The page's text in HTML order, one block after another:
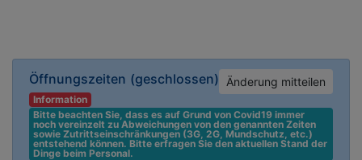
Öffnungszeiten (geschlossen) Änderung mitteilen
Information
Bitte beachten Sie, dass es auf Grund von Covid19 immer
noch vereinzelt zu Abweichungen von den genannten Zeiten
sowie Zutrittseinschränkungen (3G, 2G, Mundschutz, etc.)
entstehend können. Bitte erfragen Sie den aktuellen Stand der
Dinge beim Personal.